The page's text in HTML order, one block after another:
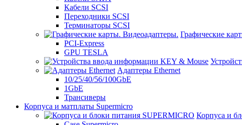
Кабели SCSI
Переходники SCSI
Терминаторы SCSI
Графические
PCI-Express
GPU TESLA
Адаптеры Ethernet
10/25/40/56/100GbE
1GbE
Трансиверы
Корпуса и матплаты Supermicro
Корпуса и